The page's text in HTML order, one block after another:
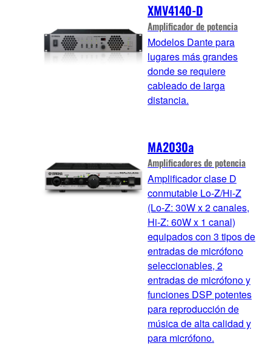
XMV4140-D
Amplificador de potencia
Modelos Dante para
lugares más grandes
donde se requiere
cableado de larga
distancia.
MA2030a
Amplificadores de potencia
Amplificador clase D
conmutable Lo-Z/Hi-Z
(Lo-Z: 30W x 2 canales,
Hi-Z: 60W x 1 canal)
equipados con 3 tipos de
entradas de micrófono
seleccionables, 2
entradas de micrófono y
funciones DSP potentes
para reproducción de
música de alta calidad y
para micrófono.